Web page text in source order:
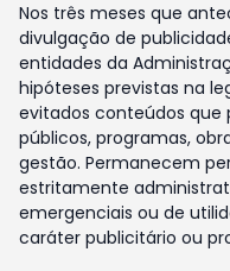
Nos três meses que
divulgação de
entidades da
hipóteses previstas na
evitados conteúdos que
públicos, programas,
gestão. Permanecem
estritamente
emergenciais ou de
caráter publicitário ou